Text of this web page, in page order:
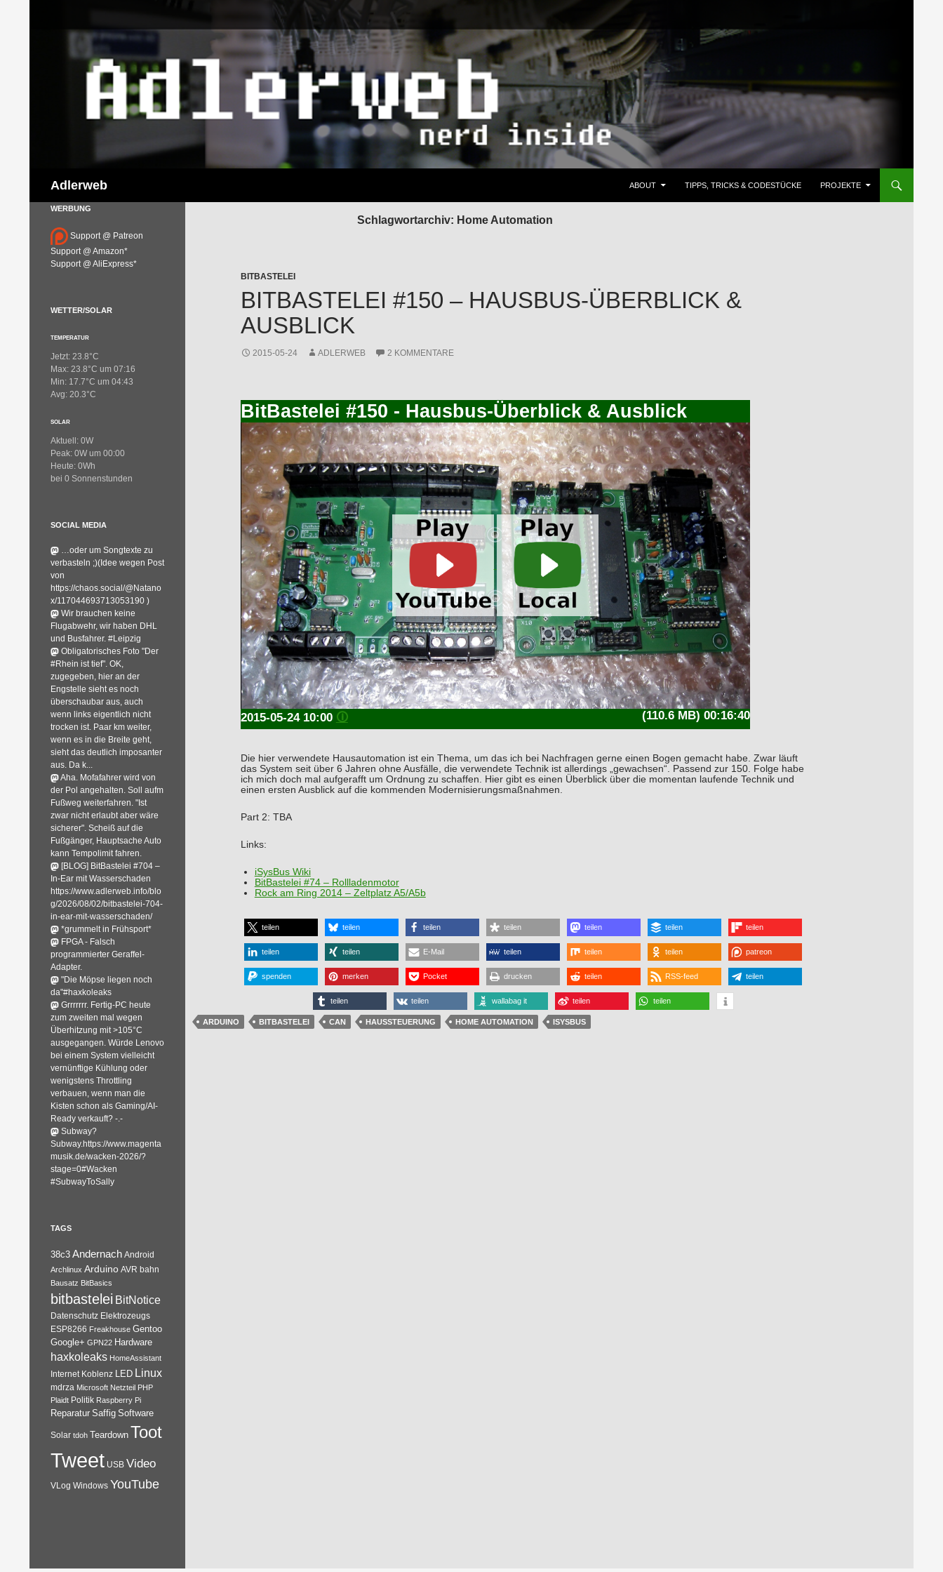
Adlerweb
ABOUT
TIPPS, TRICKS & CODESTÜCKE PROJEKTE
Schlagwortarchiv: Home Automation
BITBASTELEI
BITBASTELEI #150 – HAUSBUS-ÜBERBLICK &
AUSBLICK
2015-05-24 ADLERWEB 2 KOMMENTARE
BitBastelei #150 - Hausbus-Überblick & Ausblick
(110.6 MB) 00:16:40
2015-05-24 10:00 🛈
Die hier verwendete Hausautomation ist ein Thema, um das ich bei Nachfragen gerne einen Bogen gemacht habe. Zwar läuft
das System seit über 6 Jahren ohne Ausfälle, die verwendete Technik ist allerdings „gewachsen“. Passend zur 150. Folge habe
ich mich doch mal aufgerafft um Ordnung zu schaffen. Hier gibt es einen Überblick über die momentan laufende Technik und
einen ersten Ausblick auf die kommenden Modernisierungsmaßnahmen.
Part 2: TBA
Links:
iSysBus Wiki
BitBastelei #74 – Rollladenmotor
Rock am Ring 2014 – Zeltplatz A5/A5b
teilen teilen teilen teilen teilen teilen teilen
teilen teilen E-Mail teilen teilen teilen patreon
spenden merken Pocket drucken teilen RSS-feed teilen
teilen teilen wallabag it teilen teilen
ARDUINO BITBASTELEI CAN HAUSSTEUERUNG HOME AUTOMATION ISYSBUS
WERBUNG
Support @ Patreon
Support @ Amazon*
Support @ AliExpress*
WETTER/SOLAR
TEMPERATUR
Jetzt: 23.8°C
Max: 23.8°C um 07:16
Min: 17.7°C um 04:43
Avg: 20.3°C
SOLAR
Aktuell: 0W
Peak: 0W um 00:00
Heute: 0Wh
bei 0 Sonnenstunden
SOCIAL MEDIA
…oder um Songtexte zu
verbasteln ;)(Idee wegen Post
von
https://chaos.social/@Natano
x/117044693713053190 )
Wir brauchen keine
Flugabwehr, wir haben DHL
und Busfahrer. #Leipzig
Obligatorisches Foto "Der
#Rhein ist tief". OK,
zugegeben, hier an der
Engstelle sieht es noch
überschaubar aus, auch
wenn links eigentlich nicht
trocken ist. Paar km weiter,
wenn es in die Breite geht,
sieht das deutlich imposanter
aus. Da k...
Aha. Mofafahrer wird von
der Pol angehalten. Soll aufm
Fußweg weiterfahren. "Ist
zwar nicht erlaubt aber wäre
sicherer". Scheiß auf die
Fußgänger, Hauptsache Auto
kann Tempolimit fahren.
[BLOG] BitBastelei #704 –
In-Ear mit Wasserschaden
https://www.adlerweb.info/blo
g/2026/08/02/bitbastelei-704-
in-ear-mit-wasserschaden/
*grummelt in Frühsport*
FPGA - Falsch
programmierter Geraffel-
Adapter.
"Die Möpse liegen noch
da"#haxkoleaks
Grrrrrrr. Fertig-PC heute
zum zweiten mal wegen
Überhitzung mit >105°C
ausgegangen. Würde Lenovo
bei einem System vielleicht
vernünftige Kühlung oder
wenigstens Throttling
verbauen, wenn man die
Kisten schon als Gaming/AI-
Ready verkauft? -.-
Subway?
Subway.https://www.magenta
musik.de/wacken-2026/?
stage=0#Wacken
#SubwayToSally
TAGS
38c3 Andernach Android
Archlinux Arduino AVR bahn
Bausatz BitBasics
bitbastelei BitNotice
Datenschutz Elektrozeugs
ESP8266 Freakhouse Gentoo
Google+ GPN22 Hardware
haxkoleaks HomeAssistant
Internet Koblenz LED Linux
mdrza Microsoft Netzteil PHP
Plaidt Politik Raspberry Pi
Reparatur Saffig Software
Solar tdoh Teardown Toot
Tweet USB Video
VLog Windows YouTube